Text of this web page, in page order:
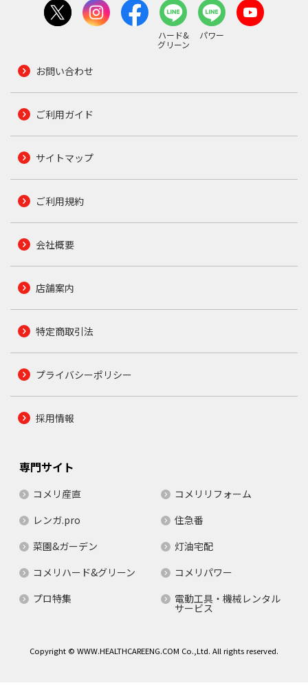
ハード&
グリーン
パワー
お問い合わせ
ご利用ガイド
サイトマップ
ご利用規約
会社概要
店舗案内
特定商取引法
プライバシーポリシー
採用情報
専門サイト
コメリ産直
コメリリフォーム
レンガ.pro
住急番
菜園&ガーデン
灯油宅配
コメリハード&グリーン
コメリパワー
プロ特集
電動工具・機械レンタル
サービス
Copyright © WWW.HEALTHCAREENG.COM Co.,Ltd. All rights reserved.